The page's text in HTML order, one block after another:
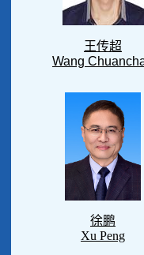
王传超
Wang
徐鹏
Xu Peng